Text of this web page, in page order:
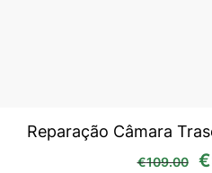
Reparação Câmara
€109.00 €